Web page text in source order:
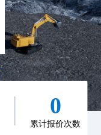
0
累计报价次数